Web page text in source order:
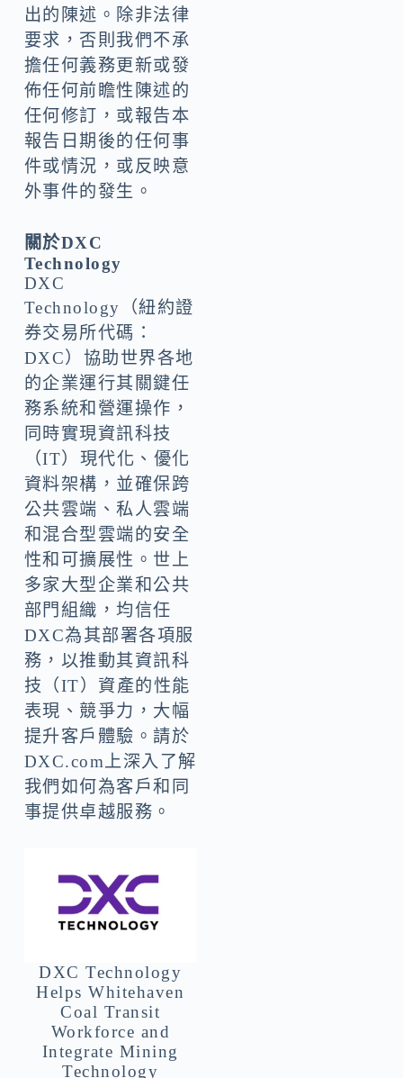
出的陳述。除非法律
要求，否則我們不承
擔任何義務更新或發
佈任何前瞻性陳述的
任何修訂，或報告本
報告日期後的任何事
件或情況，或反映意
外事件的發生。
關於DXC
Technology
DXC
Technology（紐約證
券交易所代碼：
DXC）協助世界各地
的企業運行其關鍵任
務系統和營運操作，
同時實現資訊科技
（IT）現代化、優化
資料架構，並確保跨
公共雲端、私人雲端
和混合型雲端的安全
性和可擴展性。世上
多家大型企業和公共
部門組織，均信任
DXC為其部署各項服
務，以推動其資訊科
技（IT）資產的性能
表現、競爭力，大幅
提升客戶體驗。請於
DXC.com上深入了解
我們如何為客戶和同
事提供卓越服務。
DXC Technology
Helps Whitehaven
Coal Transit
Workforce and
Integrate Mining
Technology